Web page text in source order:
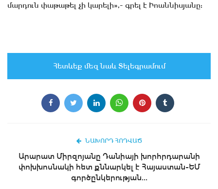
մարդուն փաթաթել չի կարելի»,- գրել է Իոաննիսյանը:
Հետևեք մեզ նաև Տելեգրամում
ՆԱԽՈՐԴ ՀՈԴՎԱԾ
Արարատ Միրզոյանը Դանիայի խորհրդարանի
փոխխոսնակի հետ քննարկել է Հայաստան-ԵՄ
գործընկերության...